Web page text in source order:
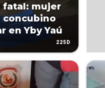
fatal: mujer
concubino
en Yby Yaú
225D